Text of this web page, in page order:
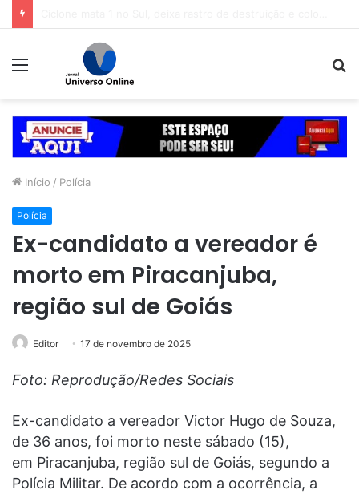
Menu
Início / Polícia
Polícia
Ex-candidato a vereador é
morto em Piracanjuba,
região sul de Goiás
Editor 17 de novembro de 2025
Foto: Reprodução/Redes Sociais
Ex-candidato a vereador Victor Hugo de Souza,
de 36 anos, foi morto neste sábado (15),
em Piracanjuba, região sul de Goiás, segundo a
Polícia Militar. De acordo com a ocorrência, a